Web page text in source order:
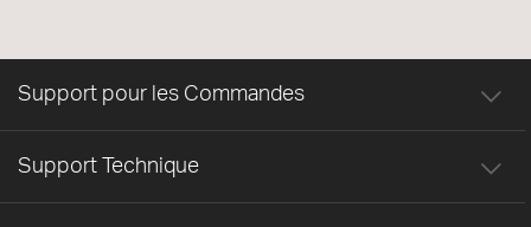
Support pour les Commandes
Support Technique